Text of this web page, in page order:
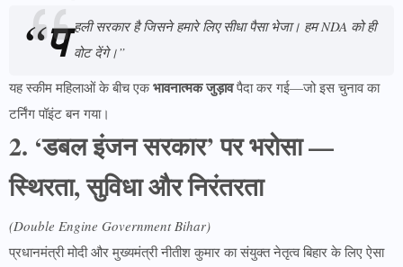
“प हली सरकार है जिसने हमारे लिए सीधा पैसा भेजा। हम NDA को ही
वोट देंगे।”
यह स्कीम महिलाओं के बीच एकभावनात्मक जुड़ावपैदा कर गई—जो इस चुनाव का
टर्निंग पॉइंट बन गया।
2. ‘डबल इंजन सरकार’ पर भरोसा —
स्थिरता, सुविधा और निरंतरता
(Double Engine Government Bihar)
प्रधानमंत्री मोदी और मुख्यमंत्री नीतीश कुमार का संयुक्त नेतृत्व बिहार के लिए ऐसा